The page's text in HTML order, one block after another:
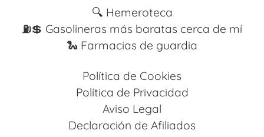
🔍 Hemeroteca
⛽️💲 Gasolineras más baratas cerca de mí
🐍 Farmacias de guardia
Política de Cookies
Política de Privacidad
Aviso Legal
Declaración de Afiliados